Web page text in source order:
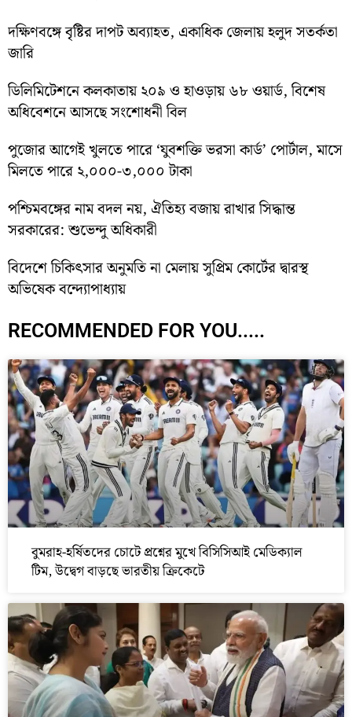
দক্ষিণবঙ্গে বৃষ্টির দাপট অব্যাহত, একাধিক জেলায় হলুদ সতর্কতা
জারি
ডিলিমিটেশনে কলকাতায় ২০৯ ও হাওড়ায় ৬৮ ওয়ার্ড, বিশেষ
অধিবেশনে আসছে সংশোধনী বিল
পুজোর আগেই খুলতে পারে ‘যুবশক্তি ভরসা কার্ড’ পোর্টাল, মাসে
মিলতে পারে ২,০০০-৩,০০০ টাকা
পশ্চিমবঙ্গের নাম বদল নয়, ঐতিহ্য বজায় রাখার সিদ্ধান্ত
সরকারের: শুভেন্দু অধিকারী
বিদেশে চিকিৎসার অনুমতি না মেলায় সুপ্রিম কোর্টের দ্বারস্থ
অভিষেক বন্দ্যোপাধ্যায়
RECOMMENDED FOR YOU.....
বুমরাহ-হর্ষিতদের চোটে প্রশ্নের মুখে বিসিসিআই মেডিক্যাল
টিম, উদ্বেগ বাড়ছে ভারতীয় ক্রিকেটে